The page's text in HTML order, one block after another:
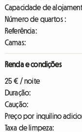
Capacidade de
Número de quartos :
Referência:
Camas:
Renda e condições
25 € / noite
Duração:
Caução:
Preço por inquilino
Taxa de limpeza: